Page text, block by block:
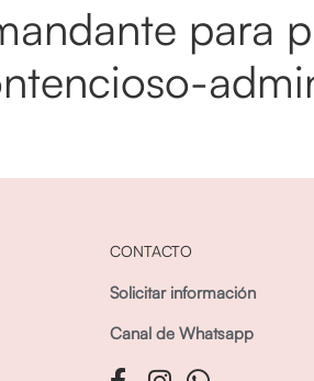
para
CONTACTO
Solicitar información
Canal de Whatsapp